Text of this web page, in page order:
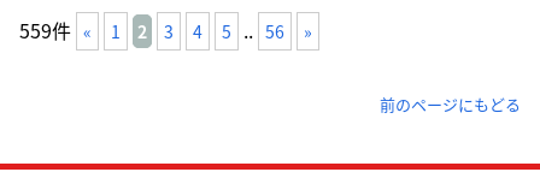
559件 « 1 2 3 4 5 .. 56 »
前のページにもどる